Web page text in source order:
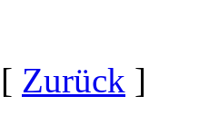
[ Zurück ]